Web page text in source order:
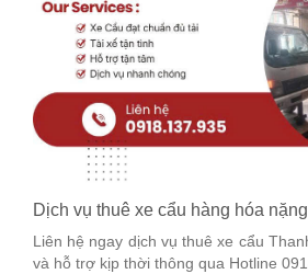
Dịch vụ thuê xe cẩu hàng hóa
Liên hệ ngay dịch vụ thuê xe cẩu
và hỗ trợ kịp thời thông qua Hotline